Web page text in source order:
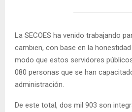
La SECOES ha venido trabajando
cambien, con base en la
modo que estos servidores
080 personas que se han
administración.
De este total, dos mil 903 son